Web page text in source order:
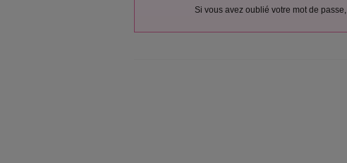
Si vous avez oublié votre mot de passe,